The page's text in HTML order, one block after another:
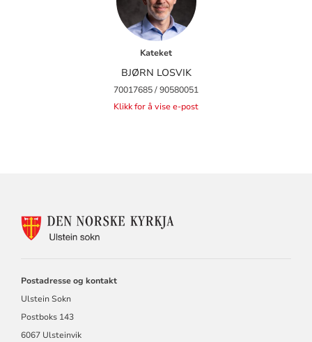
Kateket
BJØRN LOSVIK
70017685 / 90580051
Klikk for å vise e-post
KONTAKTINFORMASJON
Postadresse og kontakt
Ulstein Sokn
Postboks 143
6067 Ulsteinvik